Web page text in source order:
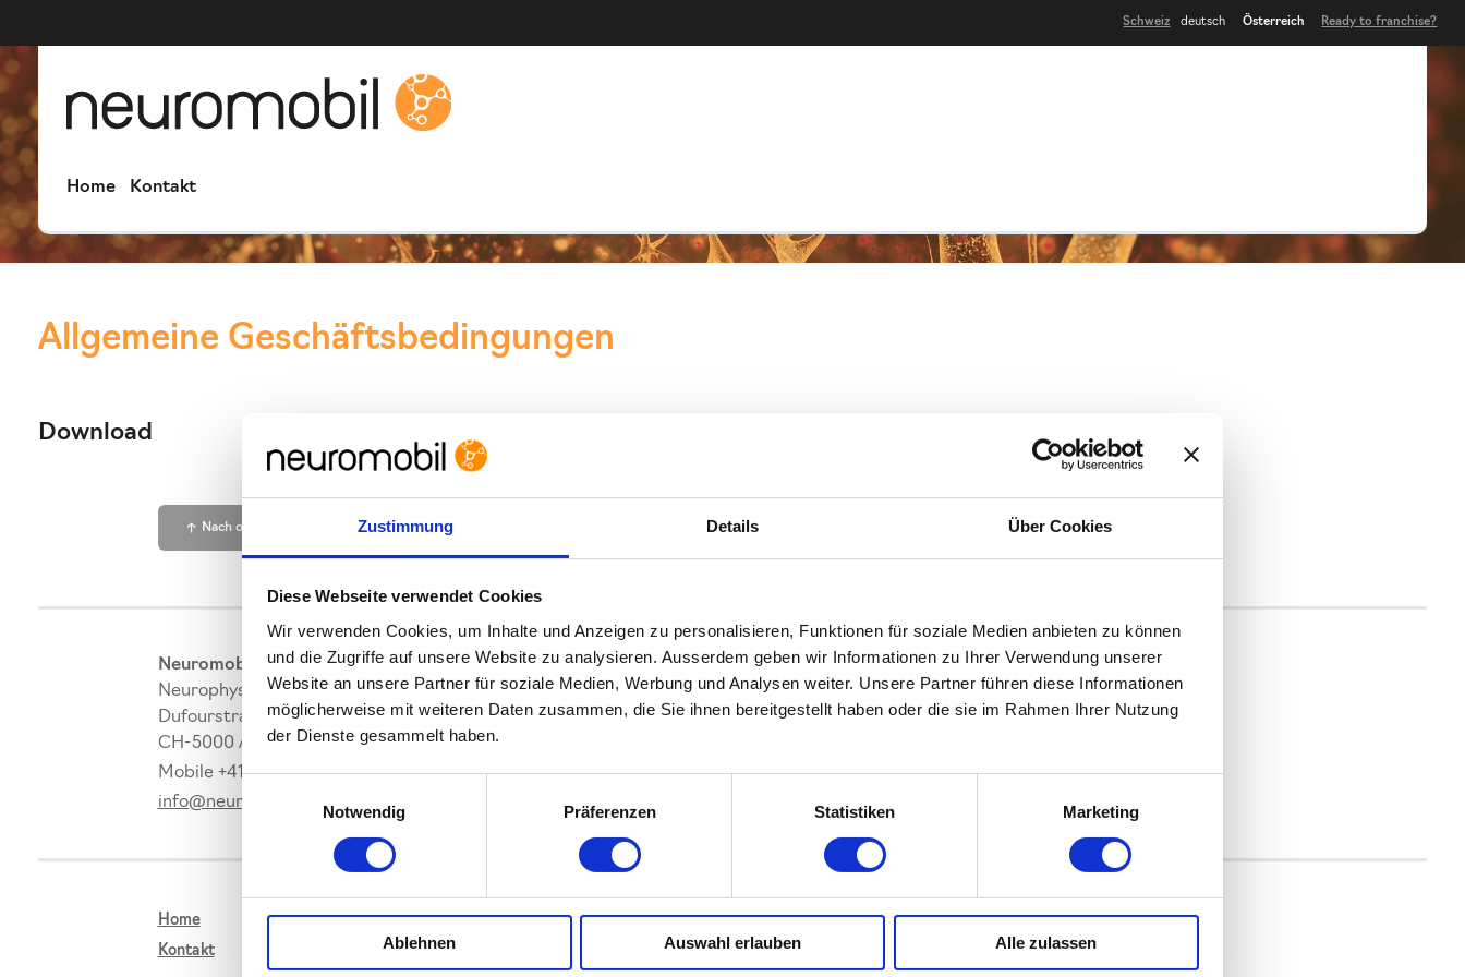
Zustimmung Details Über Cookies
Diese Webseite verwendet Cookies
Wir verwenden Cookies, um Inhalte und Anzeigen zu personalisieren, Funktionen für soziale Medien anbieten zu können
und die Zugriffe auf unsere Website zu analysieren. Ausserdem geben wir Informationen zu Ihrer Verwendung unserer
Website an unsere Partner für soziale Medien, Werbung und Analysen weiter. Unsere Partner führen diese Informationen
möglicherweise mit weiteren Daten zusammen, die Sie ihnen bereitgestellt haben oder die sie im Rahmen Ihrer Nutzung
der Dienste gesammelt haben.
Notwendig
Präferenzen Statistiken Marketing
Ablehnen Auswahl erlauben Alle zulassen
Schweiz deutsch Österreich Ready to franchise?
Home Kontakt
Allgemeine Geschäftsbedingungen
Download
Nach oben
Neuromobil GmbH
Neurophysiologische Diagnostik
Dufourstrasse 8
CH-5000 Aarau
Mobile +41 76 394 75 45
info@neuromobil.ch
Home
Kontakt
Schweiz
deutsch
english